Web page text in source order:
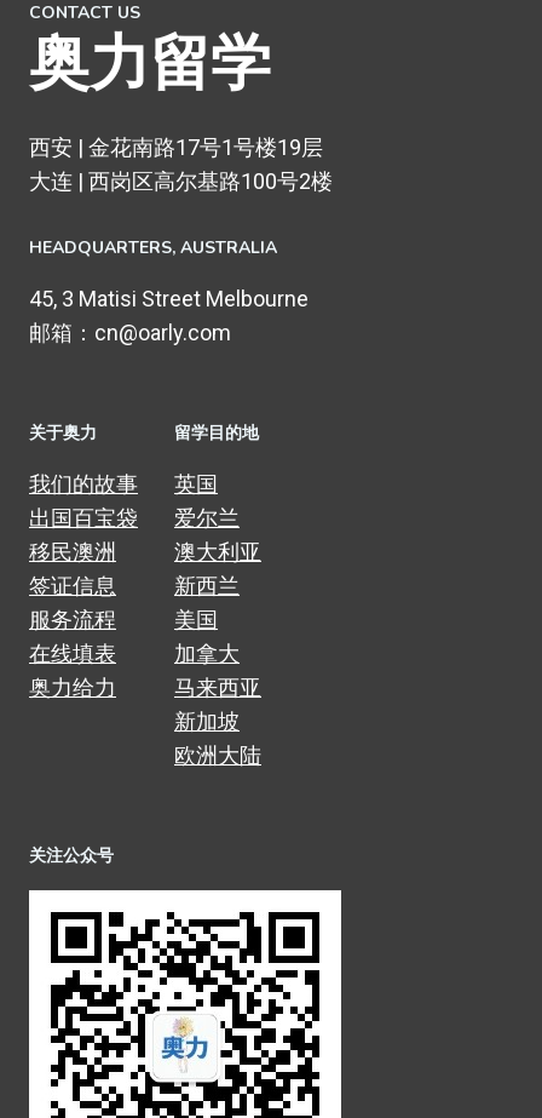
CONTACT US
奥力留学
西安 | 金花南路17号1号楼19层
大连 | 西岗区高尔基路100号2楼
HEADQUARTERS​, AUSTRALIA
45, 3 Matisi Street Melbourne
邮箱：cn@oarly.com
关于奥力
我们的故事
出国百宝袋
移民澳洲
签证信息
服务流程
在线填表
奥力给力
留学目的地
英国
爱尔兰
澳大利亚
新西兰
美国
加拿大
马来西亚
新加坡
欧洲大陆
关注公众号